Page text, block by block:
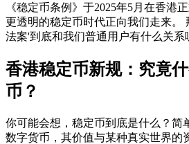
《稳定币条例》于2025年5月在香港
更透明的稳定币时代正向我们走来。
法案'到底和我们普通用户有什么关系
香港稳定币新规：究竟
币？
你可能会想，稳定币到底是什么？简
数字货币，其价值与某种真实世界的